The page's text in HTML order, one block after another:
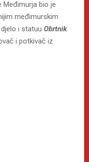
Međimurja bio je
međimurskim
i statuu Obrtnik
i potkivač iz